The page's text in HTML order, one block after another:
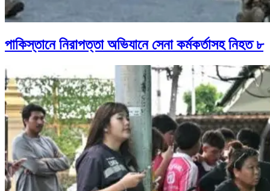
পাকিস্তানে নিরাপত্তা অভিযানে সেনা কর্মকর্তাসহ নিহত ৮